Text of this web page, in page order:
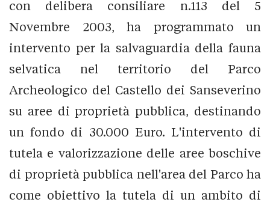
con delibera consiliare n.113 del 5
Novembre 2003, ha programmato un
intervento per la salvaguardia della fauna
selvatica nel territorio del Parco
Archeologico del Castello dei Sanseverino
su aree di proprietà pubblica, destinando
un fondo di 30.000 Euro. L'intervento di
tutela e valorizzazione delle aree boschive
di proprietà pubblica nell'area del Parco ha
come obiettivo la tutela di un ambito di